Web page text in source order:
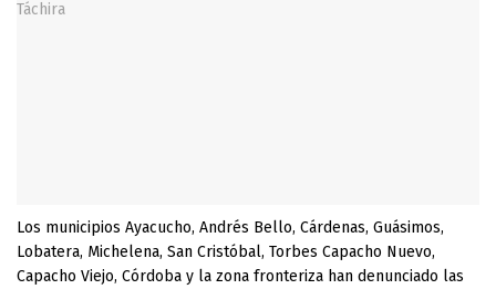
Los municipios Ayacucho, Andrés Bello, Cárdenas, Guásimos,
Lobatera, Michelena, San Cristóbal, Torbes Capacho Nuevo,
Capacho Viejo, Córdoba y la zona fronteriza han denunciado las